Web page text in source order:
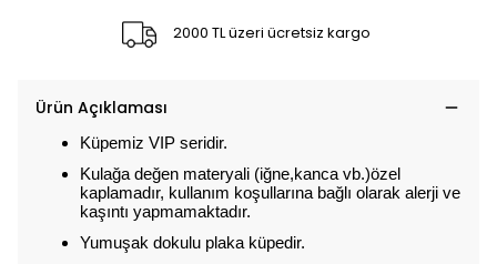
2000 TL üzeri ücretsiz kargo
Ürün Açıklaması
Küpemiz VIP seridir.
Kulağa değen materyali (iğne,kanca vb.)özel
kaplamadır, kullanım koşullarına bağlı olarak alerji ve
kaşıntı yapmamaktadır.
Yumuşak dokulu plaka küpedir.